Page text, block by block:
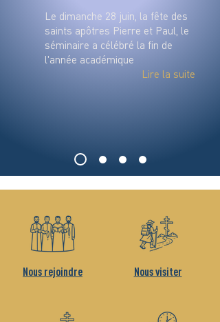
Le dimanche 28 juin, la fête des
saints apôtres Pierre et Paul, le
séminaire a célébré la fin de
l'année académique
Lire la suite
Nous rejoindre Nous visiter